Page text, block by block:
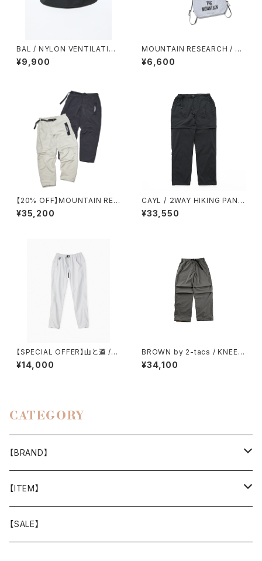
BAL / NYLON VENTILATIO
N BUCKET HAT
¥9,900
MOUNTAIN RESEARCH / W
ANDER PACK
¥6,600
【20% OFF】MOUNTAIN RES
EARCH / ID PANTS +
¥35,200
CAYL / ２WAY HIKING PANT
S（BLACK）
¥33,550
【SPECIAL OFFER】山と道 /５
POCKET PANTS（MEN）
¥14,000
BROWN by 2-tacs / KNEE
TUCK PANTS（GRAY）
¥34,100
CATEGORY
【BRAND】
山と道
T-SHIRT
迷迭香
【ITEM】
WEAR
【SALE】